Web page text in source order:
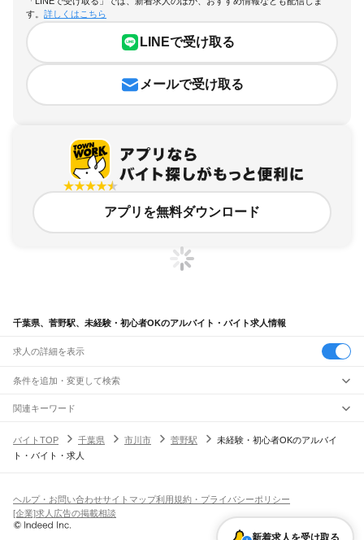
す。 詳しくはこちら
LINEで受け取る
メールで受け取る
アプリを無料ダウンロード
千葉県、菅野駅、未経験・初心者OKのアルバイト・バイト求人情報
求人の詳細を表示
条件を追加・変更して検索
市区町村を追加・変更
千葉県すべて
千葉市 すべて
旭市習志野市柏市勝浦市市原市流山市八千代市我孫子市鴨川市鎌ケ谷市
君津市富津市浦安市 印西市白井市富里市南房総市
匝瑳市香取市 印旛郡 香取郡山武郡 長生郡夷隅郡
駅を追加・変更
JR中央・総武線
市川駅本八幡駅下総中山駅 津田沼駅幕張本郷駅幕張駅
新検見川駅
職種を追加・変更
飲食・フードサービスすべて
ホールスタッフキッチンスタッフ
パン屋（ベーカリー）
バー（BAR）・バーテンダー
飲食店（店長・マネージャー）
人気
日払いOK高校生歓迎 髪型・髪色自由
雇用形態を追加・変更
関連キーワード
バイトTOP
千葉県 市川市 菅野駅
未経験・初心者OKのアルバイ
ト・バイト・求人
新着求人を受け取る
ヘルプ・お問い合わせサイトマップ利用規約・プライバシーポリシー
[企業]求人広告の掲載相談